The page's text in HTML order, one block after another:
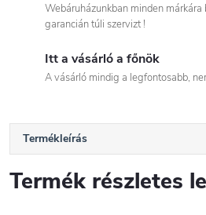
Webáruházunkban minden
garancián túli szervizt !
Itt a vásárló a főnök
A vásárló mindig a legfontosabb,
Termékleírás
Termék részletes